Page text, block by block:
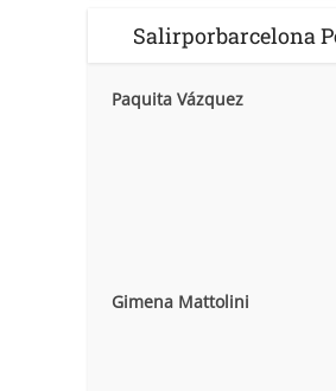
Salirporbarcelona
Paquita Vázquez
Gimena Mattolini